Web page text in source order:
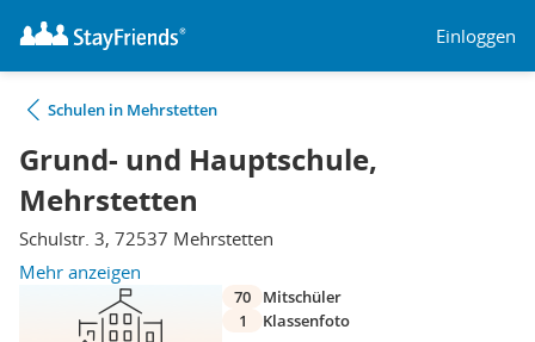
Einloggen
Schulen in Mehrstetten
Grund- und Hauptschule,
Mehrstetten
Schulstr. 3, 72537 Mehrstetten
Mehr anzeigen
70
Mitschüler
1
Klassenfoto